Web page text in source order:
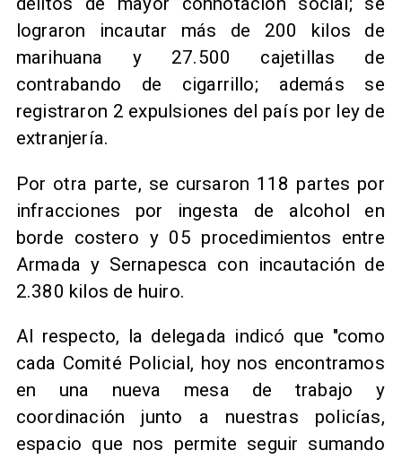
lograron incautar más de 200 kilos de
marihuana y 27.500 cajetillas de
contrabando de cigarrillo; además se
registraron 2 expulsiones del país por ley de
extranjería.
​Por otra parte, se cursaron 118 partes por
infracciones por ingesta de alcohol en
borde costero y 05 procedimientos entre
Armada y Sernapesca con incautación de
2.380 kilos de huiro.
​Al respecto, la delegada indicó que "como
cada Comité Policial, hoy nos encontramos
en una nueva mesa de trabajo y
coordinación junto a nuestras policías,
espacio que nos permite seguir sumando